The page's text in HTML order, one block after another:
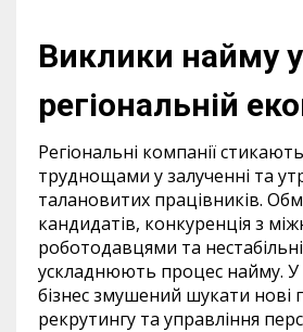
Виклики найму у
регіональній
Регіональні компанії
труднощами у залученні та
талановитих працівників.
кандидатів, конкуренція з
роботодавцями та
ускладнюють процес найму. У
бізнес змушений шукати нові
рекрутингу та управління